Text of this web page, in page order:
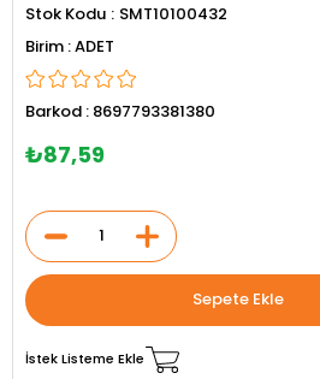
Stok Kodu
SMT10100432
ADET
Barkod : 8697793381380
₺87,59
İstek Listeme Ekle